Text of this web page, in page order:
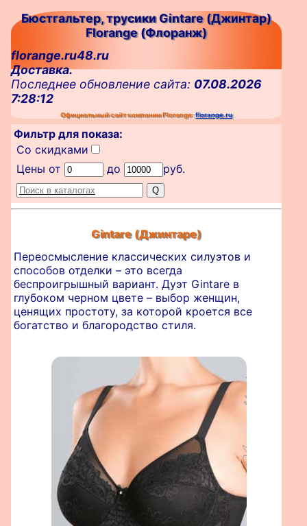
Бюстгальтер, трусики Gintare (Джинтар)
Florange (Флоранж)
florange.ru48.ru
Доставка.
Последнее обновление сайта: 07.08.2026
7:28:12
Официальный сайт компании Florange:florange.ru
Фильтр для показа:
Со скидками
Цены от
до руб.
Gintare (Джинтаре)
Переосмысление классических силуэтов и
способов отделки – это всегда
беспроигрышный вариант. Дуэт Gintare в
глубоком черном цвете – выбор женщин,
ценящих простоту, за которой кроется все
богатство и благородство стиля.